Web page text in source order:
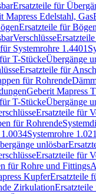
Ersatzteile für
Mapress Edelstahl, Gas
Ersatzteile für Bögen
Verschlüsse
Systemrohre 1.4401
T-StückeÜbergänge
Ersatzteile für
für Rohrende
Geberit Mapress
T-StückeÜbergänge
Ersatzteile für
für Rohrende
Systemrohre
unlösbar
Ersatzteile für
für Rohre und Fittings
KupferErsatzteile
Zirkulation